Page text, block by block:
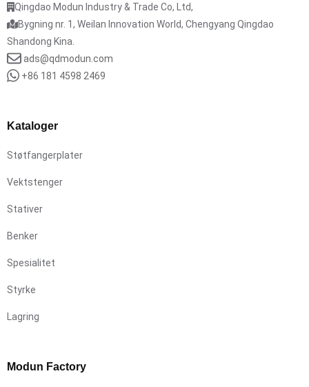
Qingdao Modun Industry & Trade Co, Ltd,
Bygning nr. 1, Weilan Innovation World, Chengyang Qingdao
Shandong Kina.
ads@qdmodun.com
+86 181 4598 2469
Kataloger
Støtfangerplater
Vektstenger
Stativer
Benker
Spesialitet
Styrke
Lagring
Modun Factory